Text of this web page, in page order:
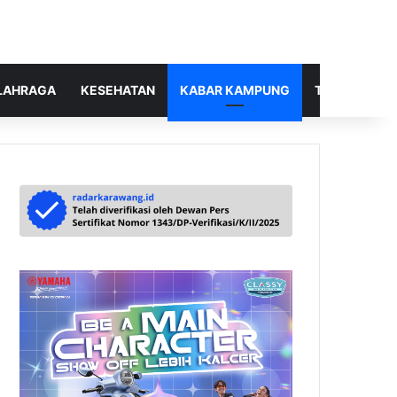
KESEHATAN KABAR KAMPUNG TELUSUR